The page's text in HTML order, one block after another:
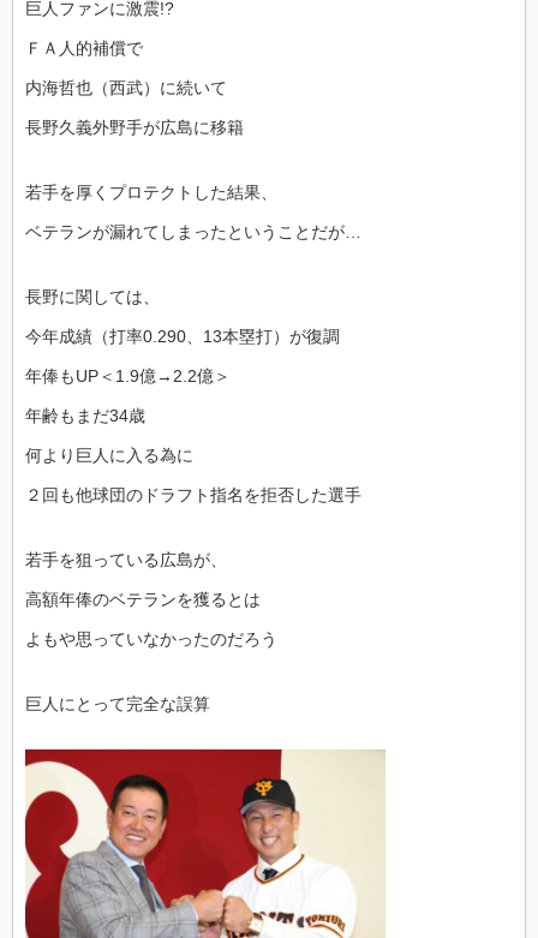
巨人ファンに激震!?
ＦＡ人的補償で
内海哲也（西武）に続いて
長野久義外野手が広島に移籍
若手を厚くプロテクトした結果、
ベテランが漏れてしまったということだが…
長野に関しては、
今年成績（打率0.290、13本塁打）が復調
年俸もUP＜1.9億→2.2億＞
年齢もまだ34歳
何より巨人に入る為に
２回も他球団のドラフト指名を拒否した選手
若手を狙っている広島が、
高額年俸のベテランを獲るとは
よもや思っていなかったのだろう
巨人にとって完全な誤算